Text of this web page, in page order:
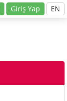
Giriş Yap EN